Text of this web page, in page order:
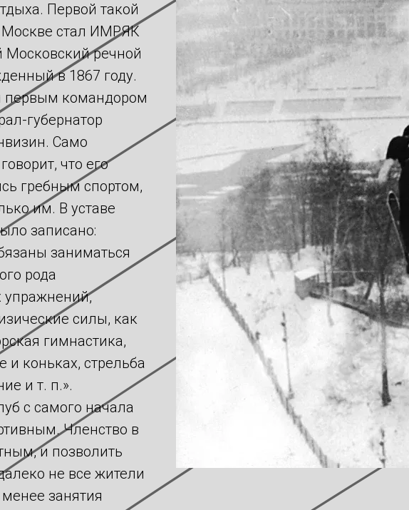
Первой такой
Москве стал ИМРЯК
Московский речной
в 1867 году.
первым командором
губернатор
Само
что его
гребным спортом,
им. В уставе
записано:
заниматься
рода
упражнений,
силы, как
гимнастика,
и коньках, стрельба
и т. п.».
с самого начала
Членство в
и позволить
не все жители
занятия